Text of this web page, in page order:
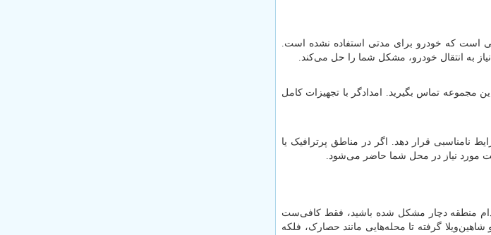
است که خودرو برای مدتی استفاده نشده است.
به انتقال خودرو، مشکل شما را حل می‌کند.
مجموعه تماس بگیرید. امدادگر با تجهیزات کامل
نامناسبی قرار دهد. اگر در مناطق پرترافیک یا
مورد نیاز در محل شما حاضر می‌شود.
منطقه دچار مشکل شده باشید، فقط کافی‌ست
گرفته تا محله‌هایی مانند حصارک، فلکه